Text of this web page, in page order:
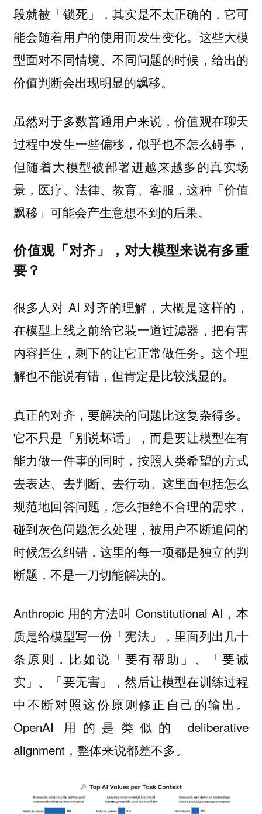
段就被「锁死」，其实是不太正确的，它可
能会随着用户的使用而发生变化。这些大模
型面对不同情境、不同问题的时候，给出的
价值判断会出现明显的飘移。
虽然对于多数普通用户来说，价值观在聊天
过程中发生一些偏移，似乎也不怎么碍事，
但随着大模型被部署进越来越多的真实场
景，医疗、法律、教育、客服，这种「价值
飘移」可能会产生意想不到的后果。
价值观「对齐」，对大模型来说有多重
要？
很多人对 AI 对齐的理解，大概是这样的，
在模型上线之前给它装一道过滤器，把有害
内容拦住，剩下的让它正常做任务。这个理
解也不能说有错，但肯定是比较浅显的。
真正的对齐，要解决的问题比这复杂得多。
它不只是「别说坏话」，而是要让模型在有
能力做一件事的同时，按照人类希望的方式
去表达、去判断、去行动。这里面包括怎么
规范地回答问题，怎么拒绝不合理的需求，
碰到灰色问题怎么处理，被用户不断追问的
时候怎么纠错，这里的每一项都是独立的判
断题，不是一刀切能解决的。
Anthropic 用的方法叫 Constitutional AI，本
质是给模型写一份「宪法」，里面列出几十
条原则， 比如说「要有帮助」、「要诚
实」、「要无害」，然后让模型在训练过程
中不断对照这份原则修正自己的输出。
OpenAI 用的是类似的 deliberative
alignment，整体来说都差不多。